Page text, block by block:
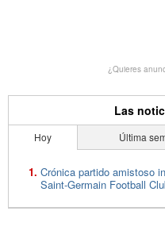
¿Quieres
Las
Hoy Última
Crónica partido amistoso
Saint-Germain Football